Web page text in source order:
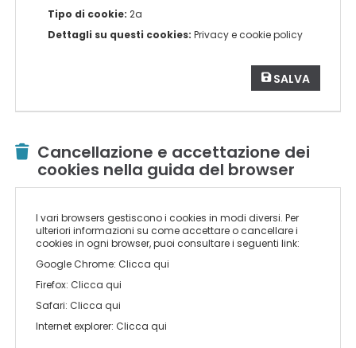
Tipo di cookie: 2a
Dettagli su questi cookies: Privacy e cookie policy
SALVA
Cancellazione e accettazione dei
cookies nella guida del browser
I vari browsers gestiscono i cookies in modi diversi. Per
ulteriori informazioni su come accettare o cancellare i
cookies in ogni browser, puoi consultare i seguenti link:
Google Chrome: Clicca qui
Firefox: Clicca qui
Safari: Clicca qui
Internet explorer: Clicca qui